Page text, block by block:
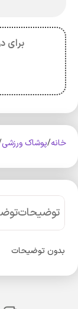
برای
خانه پوشاک ورزشی
توضیحات
بدون توضیحات